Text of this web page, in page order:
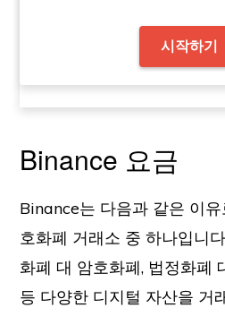
시작하기
Binance 요금
Binance는 다음과 같은 이
호화폐 거래소 중 하나입니
화폐 대 암호화폐, 법정화폐
등 다양한 디지털 자산을 거